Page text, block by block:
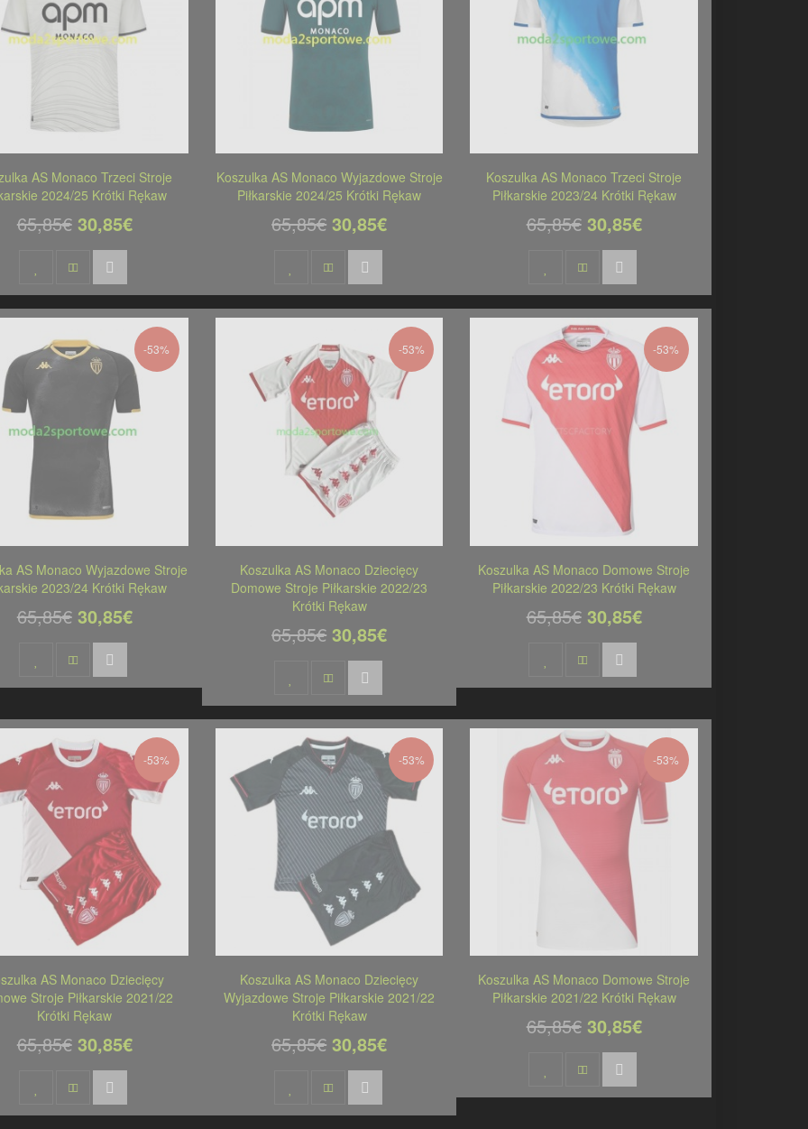
AS Monaco Trzeci Stroje
2024/25 Krótki Rękaw
65,85€ 30,85€
Koszulka AS Monaco Wyjazdowe Stroje
Piłkarskie 2024/25 Krótki Rękaw
65,85€ 30,85€
Koszulka AS Monaco Trzeci Stroje
Piłkarskie 2023/24 Krótki Rękaw
65,85€ 30,85€
-53%
AS Monaco Wyjazdowe Stroje
2023/24 Krótki Rękaw
65,85€ 30,85€
-53%
Koszulka AS Monaco Dziecięcy
Domowe Stroje Piłkarskie 2022/23
Krótki Rękaw
65,85€ 30,85€
-53%
Koszulka AS Monaco Domowe Stroje
Piłkarskie 2022/23 Krótki Rękaw
65,85€ 30,85€
-53%
AS Monaco Dziecięcy
Stroje Piłkarskie 2021/22
Krótki Rękaw
65,85€ 30,85€
-53%
Koszulka AS Monaco Dziecięcy
Wyjazdowe Stroje Piłkarskie 2021/22
Krótki Rękaw
65,85€ 30,85€
-53%
Koszulka AS Monaco Domowe Stroje
Piłkarskie 2021/22 Krótki Rękaw
65,85€ 30,85€